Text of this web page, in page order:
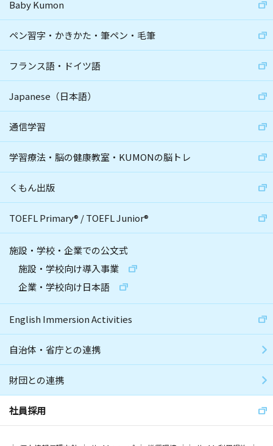
Baby Kumon
ペン習字・かきかた・筆ペン・毛筆
フランス語・ドイツ語
Japanese（日本語）
通信学習
学習療法・脳の健康教室・KUMONの脳トレ
くもん出版
TOEFL Primary® /TOEFL Junior®
施設・学校・企業での公文式
施設・学校向け導入事業
企業・学校向け日本語
English Immersion Activities
自治体・省庁との連携
財団との連携
社員採用